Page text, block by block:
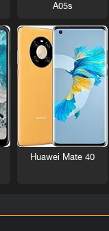
A05s
Huawei Mate 40